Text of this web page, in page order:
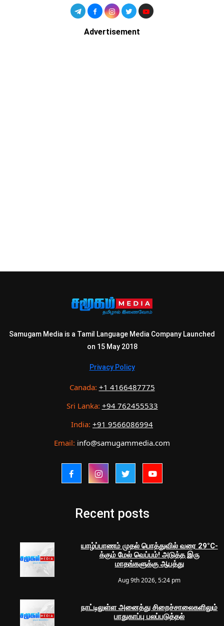
Advertisement
Samugam Media is a Tamil Language Media Company Launched
on 15 May 2018
Privacy Policy
Canada: +1 4166487775
Sri Lanka: +94 762455533
India: +91 9566086994
Email: info@samugammedia.com
Recent posts
யாழ்ப்பாணம் முதல் பொத்துவில் வரை 29°C-
க்கும் மேல் வெப்பம்! அடுத்த இரு
மாதங்களுக்கு ஆபத்து
Aug 9th 2026, 5:24 pm
நாட்டிலுள்ள அனைத்து சிறைச்சாலைகளிலும்
பாதுகாப்பு பலப்படுத்தல்